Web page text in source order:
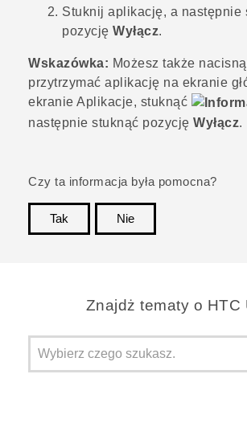
Stuknij aplikację, a następnie
pozycję Wyłącz.
Wskazówka: Możesz także
przytrzymać aplikację na ekranie
ekranie Aplikacje, stuknąć
następnie stuknąć pozycję Wyłącz.
Czy ta informacja była pomocna?
Tak
Nie
Znajdż tematy o HTC